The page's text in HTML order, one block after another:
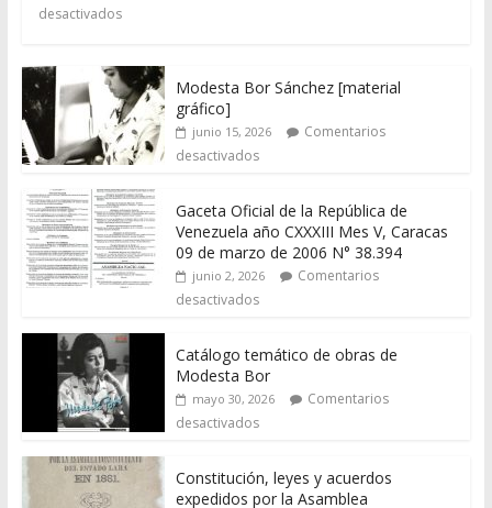
desactivados
Modesta Bor Sánchez [material
gráfico]
junio 15, 2026
Comentarios
desactivados
Gaceta Oficial de la República de
Venezuela año CXXXIII Mes V, Caracas
09 de marzo de 2006 N° 38.394
junio 2, 2026
Comentarios
desactivados
Catálogo temático de obras de
Modesta Bor
mayo 30, 2026
Comentarios
desactivados
Constitución, leyes y acuerdos
expedidos por la Asamblea